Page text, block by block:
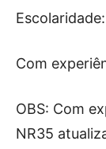
Com
OBS: Com
NR35